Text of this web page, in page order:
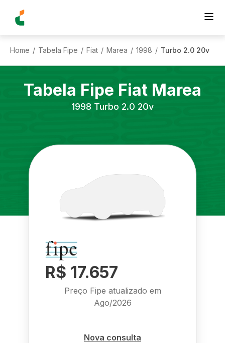
Home / Tabela Fipe / Fiat / Marea / 1998 / Turbo 2.0 20v
Tabela Fipe Fiat Marea
1998 Turbo 2.0 20v
R$ 17.657
Preço Fipe atualizado em
Ago/2026
Nova consulta